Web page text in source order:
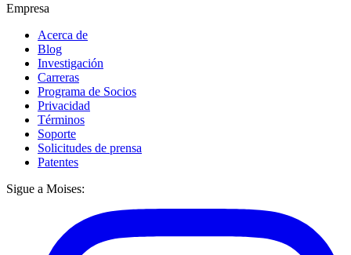
Empresa
Acerca de
Blog
Investigación
Carreras
Programa de Socios
Privacidad
Términos
Soporte
Solicitudes de prensa
Patentes
Sigue a Moises: